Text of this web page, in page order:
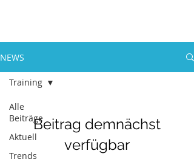
NEWS
Alle
Beiträge
Aktuell
Trends
Training
Beitrag demnächst
verfügbar